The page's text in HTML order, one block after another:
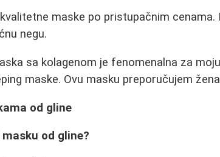
maske po pristupačnim
negu.
sa kolagenom je fenomenalna za
maske. Ovu masku preporučujem
od gline
od gline?